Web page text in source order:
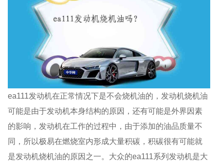
ea111发动机在正常情况下是不会烧机油的，发动机烧机油
可能是由于发动机本身结构的原因，还有可能是外界因素
的影响，发动机在工作的过程中，由于添加的油品质量不
同，所以极易在燃烧室内形成大量积碳，积碳很有可能就
是发动机烧机油的原因之一。大众的ea111系列发动机是大